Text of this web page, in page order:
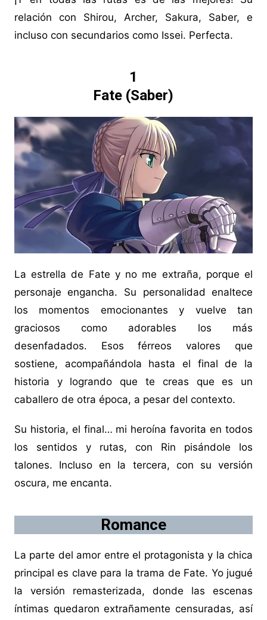
relación con Shirou, Archer, Sakura, Saber, e
incluso con secundarios como Issei. Perfecta.
1
Fate (Saber)
La estrella de Fate y no me extraña, porque el
personaje engancha. Su personalidad enaltece
los momentos emocionantes y vuelve tan
graciosos como adorables los más
desenfadados. Esos férreos valores que
sostiene, acompañándola hasta el final de la
historia y logrando que te creas que es un
caballero de otra época, a pesar del contexto.
Su historia, el final… mi heroína favorita en todos
los sentidos y rutas, con Rin pisándole los
talones. Incluso en la tercera, con su versión
oscura, me encanta.
Romance
La parte del amor entre el protagonista y la chica
principal es clave para la trama de Fate. Yo jugué
la versión remasterizada, donde las escenas
íntimas quedaron extrañamente censuradas, así